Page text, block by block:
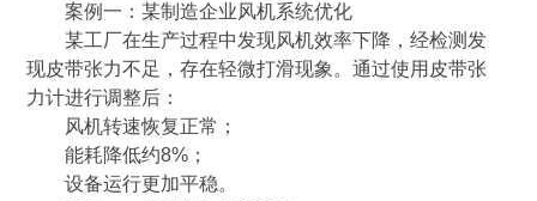
案例一：某制造企业风机系统优化
某工厂在生产过程中发现风机效率下降，经检测发
现皮带张力不足，存在轻微打滑现象。通过使用皮带张
力计进行调整后：
风机转速恢复正常；
能耗降低约8%；
设备运行更加平稳。